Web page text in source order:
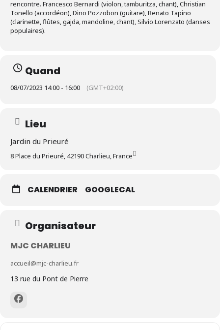
rencontre. Francesco Bernardi (violon, tamburitza, chant), Christian
Tonello (accordéon), Dino Pozzobon (guitare), Renato Tapino
(clarinette, flûtes, gajda, mandoline, chant), Silvio Lorenzato (danses
populaires).
Quand
08/07/2023 14:00 - 16:00 (GMT+02:00)
Lieu
Jardin du Prieuré
8 Place du Prieuré, 42190 Charlieu, France
CALENDRIER GOOGLECAL
Organisateur
MJC CHARLIEU
accueil@mjc-charlieu.fr
13 rue du Pont de Pierre